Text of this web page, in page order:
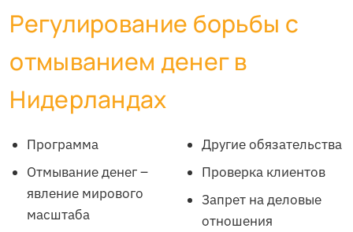
Регулирование борьбы с
отмыванием денег в
Нидерландах
Программа
Отмывание денег –
явление мирового
масштаба
Другие обязательства
Проверка клиентов
Запрет на деловые
отношения